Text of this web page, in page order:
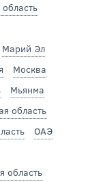
Марий Эл
Москва
Мьянма
область
ОАЭ
область